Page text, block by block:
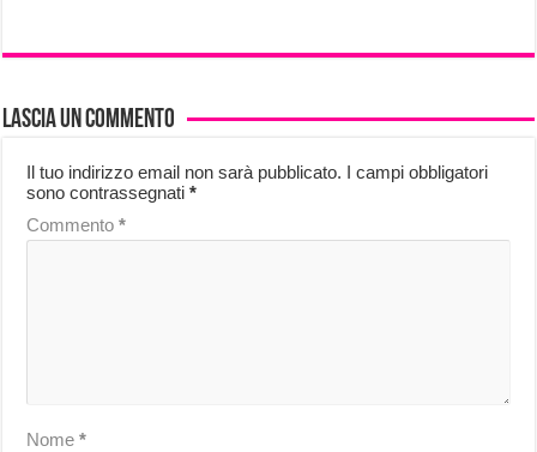
Lascia un commento
Il tuo indirizzo email non sarà pubblicato. I campi obbligatori
sono contrassegnati*
Commento*
Nome*